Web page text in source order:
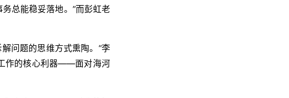
总能稳妥落地。”而彭虹老
问题的思维方式熏陶。“李
作的核心利器——面对海河